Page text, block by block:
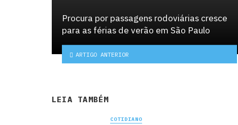
Procura por passagens rodoviárias cresce
para as férias de verão em São Paulo
ARTIGO ANTERIOR
LEIA TAMBÉM
COTIDIANO